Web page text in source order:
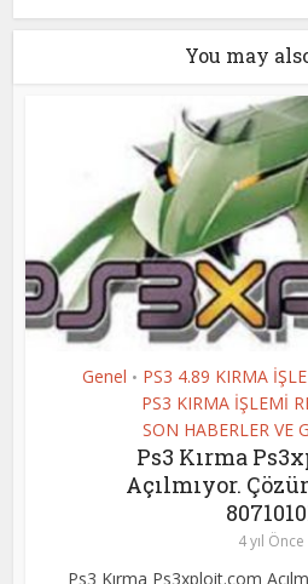
You may
Genel • PS3 4.89 KIRMA
PS3 KIRMA İŞLEMİ
SON HABERLER VE
Ps3 Kırma
Açılmıyor.
4 yıl Önce
Ps3 Kırma Ps3xploit.com